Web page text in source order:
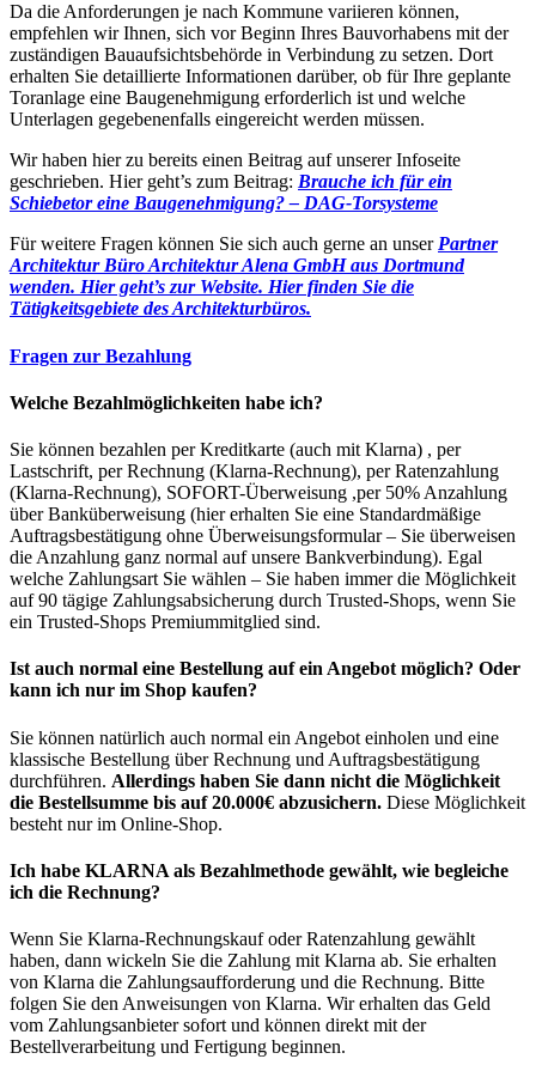
Da die Anforderungen je nach Kommune variieren können,
empfehlen wir Ihnen, sich vor Beginn Ihres Bauvorhabens mit der
zuständigen Bauaufsichtsbehörde in Verbindung zu setzen. Dort
erhalten Sie detaillierte Informationen darüber, ob für Ihre geplante
Toranlage eine Baugenehmigung erforderlich ist und welche
Unterlagen gegebenenfalls eingereicht werden müssen.
Wir haben hier zu bereits einen Beitrag auf unserer Infoseite
geschrieben. Hier geht’s zum Beitrag: Brauche ich für ein
Schiebetor eine Baugenehmigung? – DAG-Torsysteme
Für weitere Fragen können Sie sich auch gerne an unser Partner
Architektur Büro Architektur Alena GmbH aus Dortmund
wenden. Hier geht’s zur Website. Hier finden Sie die
Tätigkeitsgebiete des Architekturbüros.
Fragen zur Bezahlung
Welche Bezahlmöglichkeiten habe ich?
Sie können bezahlen per Kreditkarte (auch mit Klarna) , per
Lastschrift, per Rechnung (Klarna-Rechnung), per Ratenzahlung
(Klarna-Rechnung), SOFORT-Überweisung ,per 50% Anzahlung
über Banküberweisung (hier erhalten Sie eine Standardmäßige
Auftragsbestätigung ohne Überweisungsformular – Sie überweisen
die Anzahlung ganz normal auf unsere Bankverbindung). Egal
welche Zahlungsart Sie wählen – Sie haben immer die Möglichkeit
auf 90 tägige Zahlungsabsicherung durch Trusted-Shops, wenn Sie
ein Trusted-Shops Premiummitglied sind.
Ist auch normal eine Bestellung auf ein Angebot möglich? Oder
kann ich nur im Shop kaufen?
Sie können natürlich auch normal ein Angebot einholen und eine
klassische Bestellung über Rechnung und Auftragsbestätigung
durchführen. Allerdings haben Sie dann nicht die Möglichkeit
die Bestellsumme bis auf 20.000€ abzusichern. Diese Möglichkeit
besteht nur im Online-Shop.
Ich habe KLARNA als Bezahlmethode gewählt, wie begleiche
ich die Rechnung?
Wenn Sie Klarna-Rechnungskauf oder Ratenzahlung gewählt
haben, dann wickeln Sie die Zahlung mit Klarna ab. Sie erhalten
von Klarna die Zahlungsaufforderung und die Rechnung. Bitte
folgen Sie den Anweisungen von Klarna. Wir erhalten das Geld
vom Zahlungsanbieter sofort und können direkt mit der
Bestellverarbeitung und Fertigung beginnen.